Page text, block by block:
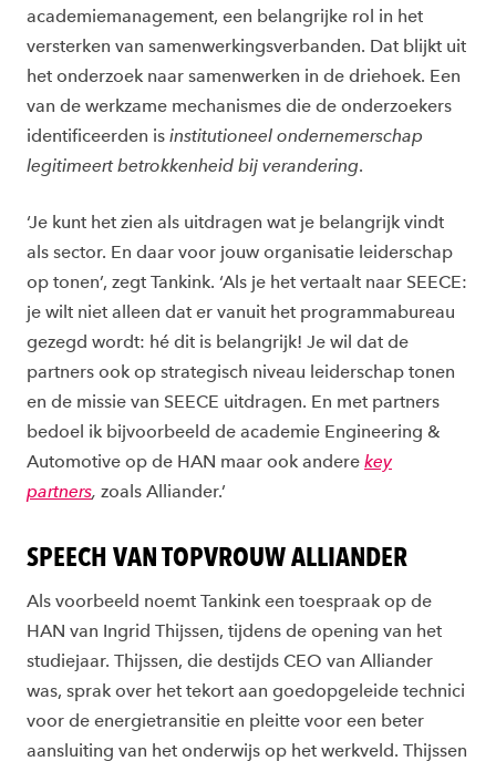
academiemanagement, een belangrijke rol in het
versterken van samenwerkingsverbanden. Dat blijkt uit
het onderzoek naar samenwerken in de driehoek. Een
van de werkzame mechanismes die de onderzoekers
identificeerden is institutioneel ondernemerschap
legitimeert betrokkenheid bij verandering.
‘Je kunt het zien als uitdragen wat je belangrijk vindt
als sector. En daar voor jouw organisatie leiderschap
op tonen’, zegt Tankink. ‘Als je het vertaalt naar SEECE:
je wilt niet alleen dat er vanuit het programmabureau
gezegd wordt: hé dit is belangrijk! Je wil dat de
partners ook op strategisch niveau leiderschap tonen
en de missie van SEECE uitdragen. En met partners
bedoel ik bijvoorbeeld de academie Engineering &
Automotive op de HAN maar ook andere key
partners, zoals Alliander.’
SPEECH VAN TOPVROUW ALLIANDER
Als voorbeeld noemt Tankink een toespraak op de
HAN van Ingrid Thijssen, tijdens de opening van het
studiejaar. Thijssen, die destijds CEO van Alliander
was, sprak over het tekort aan goedopgeleide technici
voor de energietransitie en pleitte voor een beter
aansluiting van het onderwijs op het werkveld. Thijssen